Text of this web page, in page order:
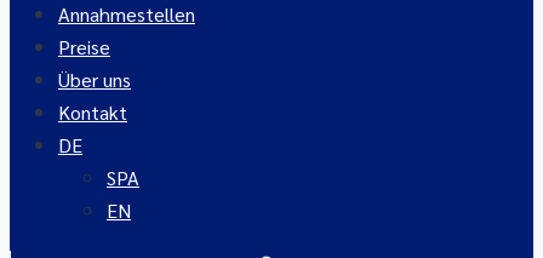
Annahmestellen
Preise
Über uns
Kontakt
DE
SPA
EN